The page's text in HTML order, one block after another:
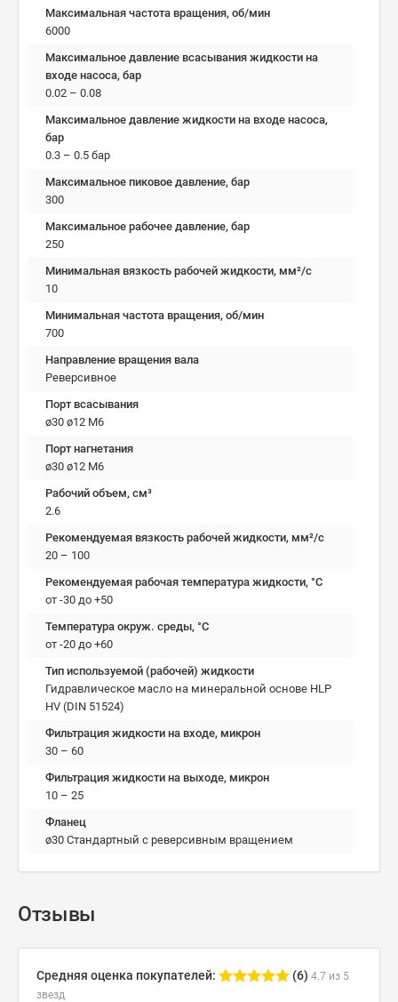
Максимальная частота вращения, об/мин
6000
Максимальное давление всасывания жидкости на
входе насоса, бар
0.02 – 0.08
Максимальное давление жидкости на входе насоса,
бар
0.3 – 0.5 бар
Максимальное пиковое давление, бар
300
Максимальное рабочее давление, бар
250
Минимальная вязкость рабочей жидкости, мм²/c
10
Минимальная частота вращения, об/мин
700
Направление вращения вала
Реверсивное
Порт всасывания
ø30 ø12 М6
Порт нагнетания
ø30 ø12 М6
Рабочий объем, см³
2.6
Рекомендуемая вязкость рабочей жидкости, мм²/с
20 – 100
Рекомендуемая рабочая температура жидкости, °C
от -30 до +50
Температура окруж. среды, °C
от -20 до +60
Тип используемой (рабочей) жидкости
Гидравлическое масло на минеральной основе HLP
HV (DIN 51524)
Фильтрация жидкости на входе, микрон
30 – 60
Фильтрация жидкости на выходе, микрон
10 – 25
Фланец
ø30 Стандартный с реверсивным вращением
Отзывы
Средняя оценка покупателей: (6) 4.7 из 5
звезд